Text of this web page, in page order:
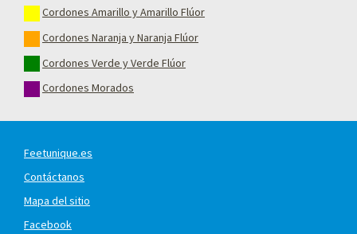
Cordones Amarillo y Amarillo Flúor
Cordones Naranja y Naranja Flúor
Cordones Verde y Verde Flúor
Cordones Morados
Feetunique.es
Contáctanos
Mapa del sitio
Facebook